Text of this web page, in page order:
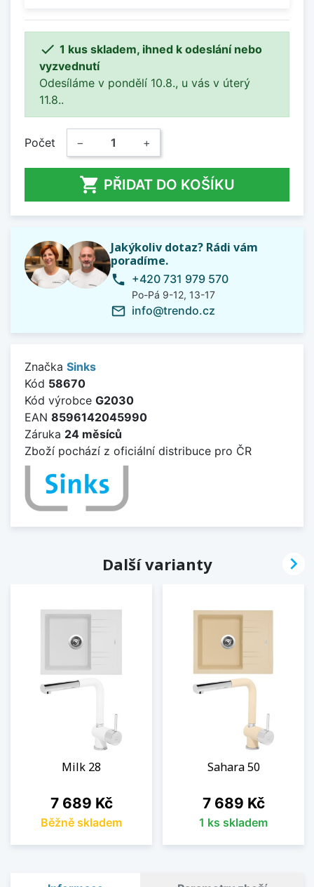
 1 kus skladem, ihned k odeslání nebo
vyzvednutí
Odesíláme v pondělí 10.8., u vás v úterý
11.8..
Počet − +
 PŘIDAT DO KOŠÍKU
Jakýkoliv dotaz? Rádi vám
poradíme.
phone +420 731 979 570
Po-Pá 9-12, 13-17
mail_outline info@trendo.cz
Značka Sinks
Kód 58670
Kód výrobce G2030
EAN 8596142045990
Záruka 24 měsíců
Zboží pochází z oficiální distribuce pro ČR
Další varianty
Milk 28
Cena
7 689 Kč
Běžně skladem
Sahara 50
Cena
7 689 Kč
1 ks skladem
